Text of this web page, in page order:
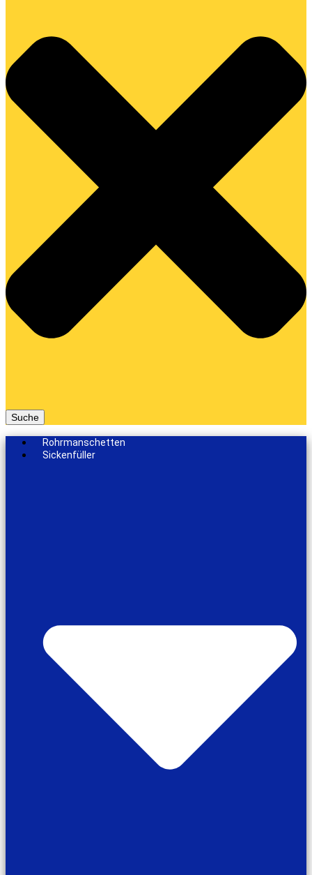
Suche
Rohrmanschetten
Sickenfüller